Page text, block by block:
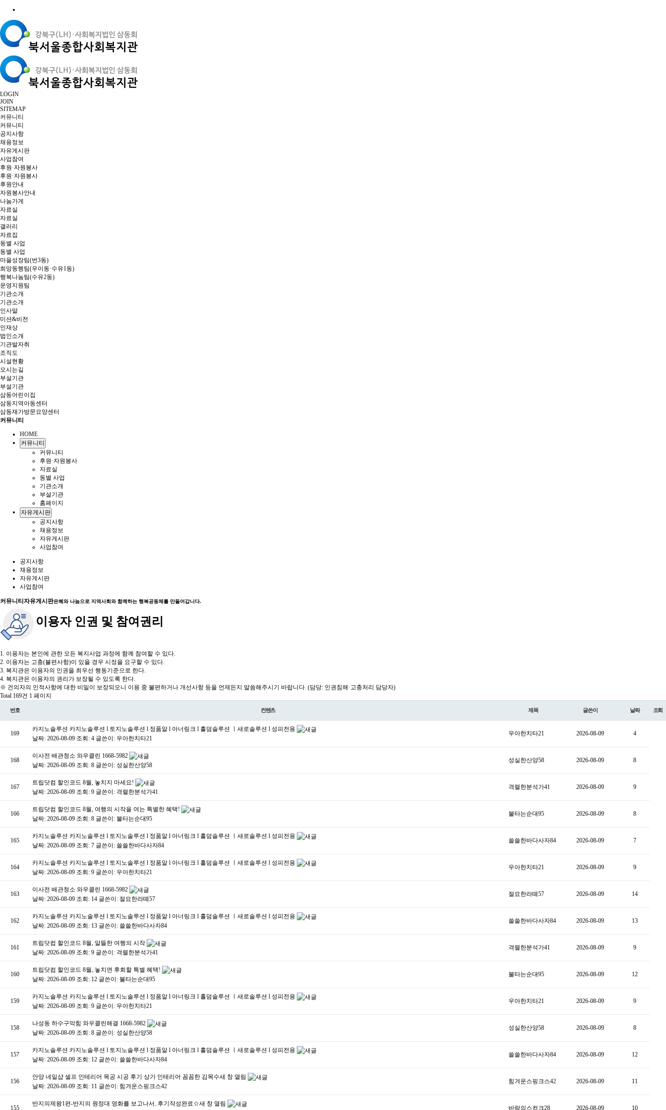
LOGIN
JOIN
SITEMAP
커뮤니티
커뮤니티
공지사항
채용정보
자유게시판
사업참여
후원·자원봉사
후원·자원봉사
후원안내
자원봉사안내
나눔가게
자료실
자료실
갤러리
자료집
동별 사업
동별 사업
마을성장팀(번3동)
희망동행팀(우이동·수유1동)
행복나눔팀(수유2동)
운영지원팀
기관소개
기관소개
인사말
미션&비전
인재상
법인소개
기관발자취
조직도
시설현황
오시는길
부설기관
부설기관
삼동어린이집
삼동지역아동센터
삼동재가방문요양센터
커뮤니티
HOME
커뮤니티
커뮤니티
후원·자원봉사
자료실
동별 사업
기관소개
부설기관
홈페이지
자유게시판
공지사항
채용정보
자유게시판
사업참여
공지사항
채용정보
자유게시판
사업참여
커뮤니티 자유게시판은혜와 나눔으로 지역사회와 함께하는 행복공동체를 만들어갑니다.
이용자 인권 및 참여권리
1. 이용자는 본인에 관한 모든 복지사업 과정에 함께 참여할 수 있다.
2. 이용자는 고충(불편사항)이 있을 경우 시정을 요구할 수 있다.
3. 복지관은 이용자의 인권을 최우선 행동기준으로 한다.
4. 복지관은 이용자의 권리가 보장될 수 있도록 한다.
※ 건의자의 인적사항에 대한 비밀이 보장되오니 이용 중 불편하거나 개선사항 등을 언제든지 말씀해주시기 바랍니다. (담당: 인권침해·고충처리 담당자)
Total 169건 1 페이지
번호 컨텐츠 제목 글쓴이 날짜 조회
169
카지노솔루션 카지노솔루션 l 토지노솔루션 l 정품알 l 아너링크 l 홀덤솔루션 ㅣ새로솔루션 l 성피전용
날짜: 2026-08-09 조회: 4 글쓴이: 우아한치타21
우아한치타21 2026-08-09 4
168
이사전 배관청소 와우클린 1668-5982
날짜: 2026-08-09 조회: 8 글쓴이: 성실한산양58
성실한산양58 2026-08-09 8
167
트립닷컴 할인코드 8월, 놓치지 마세요!
날짜: 2026-08-09 조회: 9 글쓴이: 격렬한분석가41
격렬한분석가41 2026-08-09 9
166
트립닷컴 할인코드 8월, 여행의 시작을 여는 특별한 혜택!
날짜: 2026-08-09 조회: 8 글쓴이: 불타는순대95
불타는순대95 2026-08-09 8
165
카지노솔루션 카지노솔루션 l 토지노솔루션 l 정품알 l 아너링크 l 홀덤솔루션 ㅣ새로솔루션 l 성피전용
날짜: 2026-08-09 조회: 7 글쓴이: 쓸쓸한바다사자84
쓸쓸한바다사자84 2026-08-09 7
164
카지노솔루션 카지노솔루션 l 토지노솔루션 l 정품알 l 아너링크 l 홀덤솔루션 ㅣ새로솔루션 l 성피전용
날짜: 2026-08-09 조회: 9 글쓴이: 우아한치타21
우아한치타21 2026-08-09 9
163
이사전 배관청소 와우클린 1668-5982
날짜: 2026-08-09 조회: 14 글쓴이: 절묘한라떼57
절묘한라떼57 2026-08-09 14
162
카지노솔루션 카지노솔루션 l 토지노솔루션 l 정품알 l 아너링크 l 홀덤솔루션 ㅣ새로솔루션 l 성피전용
날짜: 2026-08-09 조회: 13 글쓴이: 쓸쓸한바다사자84
쓸쓸한바다사자84 2026-08-09 13
161
트립닷컴 할인코드 8월, 알뜰한 여행의 시작
날짜: 2026-08-09 조회: 9 글쓴이: 격렬한분석가41
격렬한분석가41 2026-08-09 9
160
트립닷컴 할인코드 8월, 놓치면 후회할 특별 혜택!
날짜: 2026-08-09 조회: 12 글쓴이: 불타는순대95
불타는순대95 2026-08-09 12
159
카지노솔루션 카지노솔루션 l 토지노솔루션 l 정품알 l 아너링크 l 홀덤솔루션 ㅣ새로솔루션 l 성피전용
날짜: 2026-08-09 조회: 9 글쓴이: 우아한치타21
우아한치타21 2026-08-09 9
158
나성동 하수구막힘 와우클린해결 1668-5982
날짜: 2026-08-09 조회: 8 글쓴이: 성실한산양58
성실한산양58 2026-08-09 8
157
카지노솔루션 카지노솔루션 l 토지노솔루션 l 정품알 l 아너링크 l 홀덤솔루션 ㅣ새로솔루션 l 성피전용
날짜: 2026-08-09 조회: 12 글쓴이: 쓸쓸한바다사자84
쓸쓸한바다사자84 2026-08-09 12
156
안양 네일샵 셀프 인테리어 목공 시공 후기 상가 인테리어 꼼꼼한 김목수새 창 열림
날짜: 2026-08-09 조회: 11 글쓴이: 힘겨운스핑크스42
힘겨운스핑크스42 2026-08-09 11
155
반지의제왕1편-반지의 원정대 영화를 보고나서..후기작성완료☆새 창 열림
바람의스컹크28 2026-08-09 10